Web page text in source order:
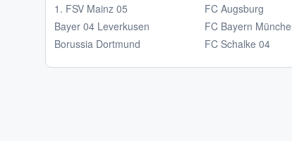
1. FSV Mainz 05
Bayer 04 Leverkusen
Borussia Dortmund
FC Augsburg
FC Bayern
FC Schalke 04